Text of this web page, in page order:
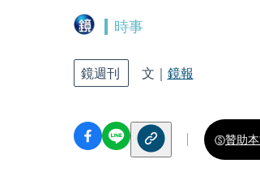
時事
鏡週刊 文｜ 鏡報
贊助